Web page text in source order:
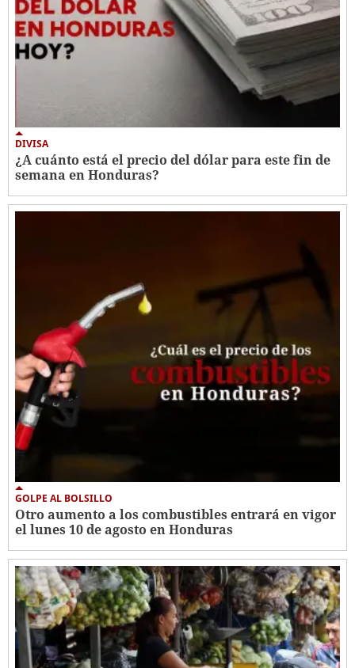
DIVISA
¿A cuánto está el precio del dólar para este fin de
semana en Honduras?
GOLPE AL BOLSILLO
Otro aumento a los combustibles entrará en vigor
el lunes 10 de agosto en Honduras